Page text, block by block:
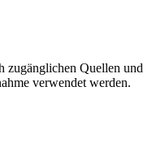
zugänglichen Quellen und
verwendet werden.